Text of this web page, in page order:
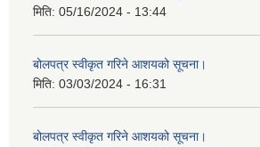
मिति: 05/16/2024 - 13:44
बोलपत्र स्वीकृत गरिने आशयको सूचना।
मिति: 03/03/2024 - 16:31
बोलपत्र स्वीकृत गरिने आशयको सूचना।